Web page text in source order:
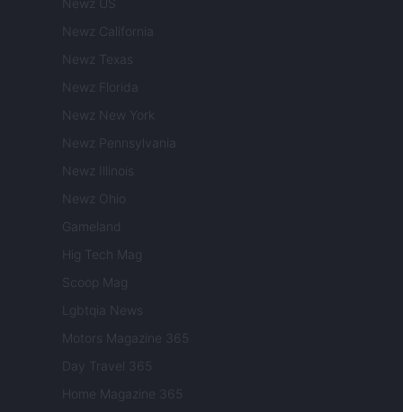
Newz US
Newz California
Newz Texas
Newz Florida
Newz New York
Newz Pennsylvania
Newz Illinois
Newz Ohio
Gameland
Hig Tech Mag
Scoop Mag
Lgbtqia News
Motors Magazine 365
Day Travel 365
Home Magazine 365